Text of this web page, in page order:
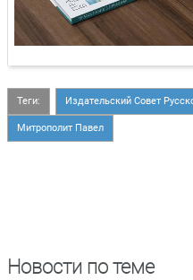
Теги: Издательский Совет
Митрополит Павел
Новости по теме